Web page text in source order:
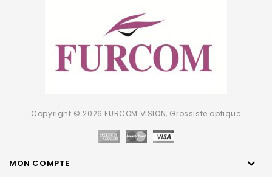
Copyright © 2026 FURCOM VISION, Grossiste optique
MON COMPTE